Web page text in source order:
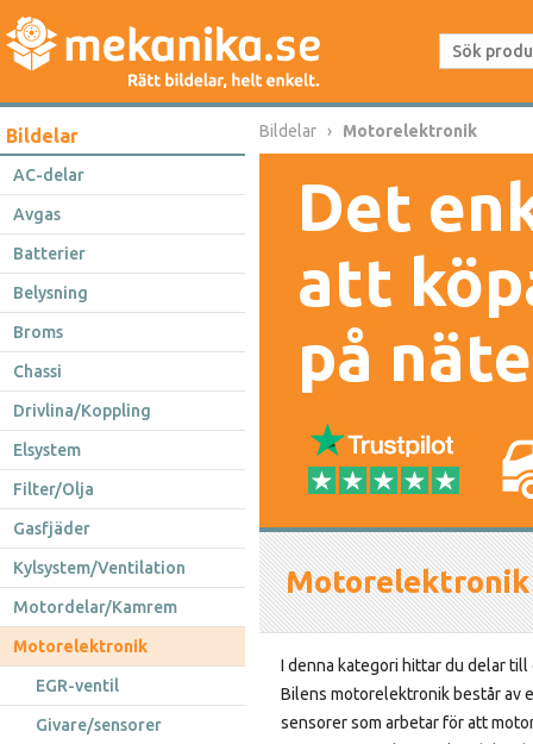
Bildelar
AC-delar
Avgas
Batterier
Belysning
Broms
Chassi
Drivlina/Koppling
Elsystem
Filter/Olja
Gasfjäder
Kylsystem/Ventilation
Motordelar/Kamrem
Motorelektronik
EGR-ventil
Givare/sensorer
Bildelar Motorelektronik
Det
att
på
Motorelektronik
I denna kategori hittar du delar
Bilens motorelektronik består av
sensorer som arbetar för att